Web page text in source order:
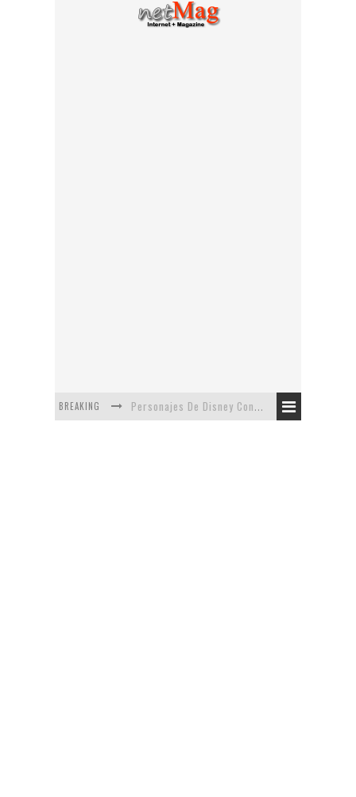
BREAKING Personajes De Disney Con Vestuarios Contemporáneos